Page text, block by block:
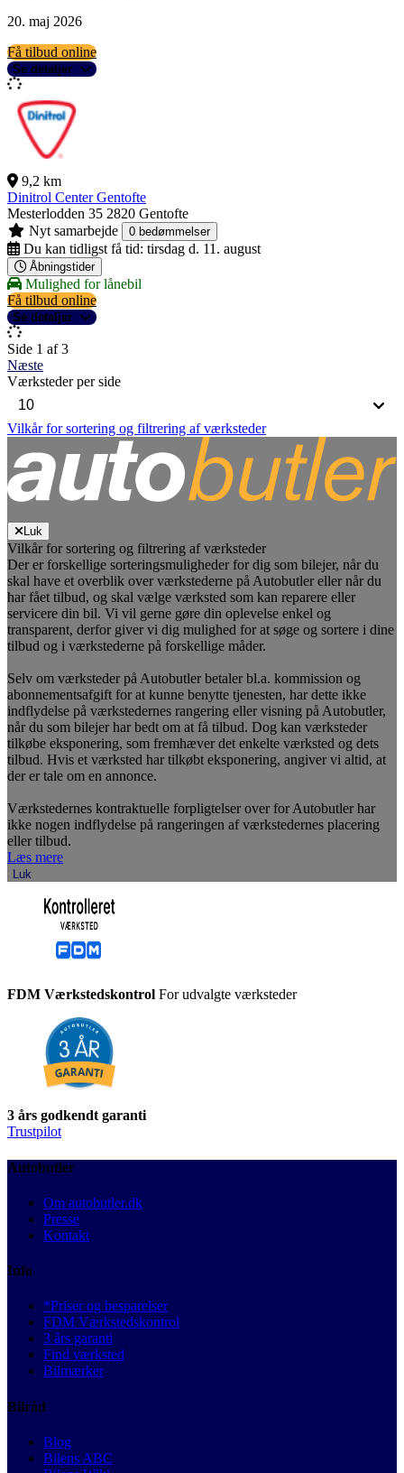
20. maj 2026
Få tilbud online
Se detaljer
9,2 km
Dinitrol Center Gentofte
Mesterlodden 35 2820 Gentofte
Nyt samarbejde
0 bedømmelser
Du kan tidligst få tid: tirsdag d. 11. august
Åbningstider
Mulighed for lånebil
Få tilbud online
Se detaljer
Side 1 af 3
Næste
Værksteder per side
Vilkår for sortering og filtrering af værksteder
Luk
Vilkår for sortering og filtrering af værksteder
Der er forskellige sorteringsmuligheder for dig som bilejer, når du
skal have et overblik over værkstederne på Autobutler eller når du
har fået tilbud, og skal vælge værksted som kan reparere eller
servicere din bil. Vi vil gerne gøre din oplevelse enkel og
transparent, derfor giver vi dig mulighed for at søge og sortere i dine
tilbud og i værkstederne på forskellige måder.
Selv om værksteder på Autobutler betaler bl.a. kommission og
abonnementsafgift for at kunne benytte tjenesten, har dette ikke
indflydelse på værkstedernes rangering eller visning på Autobutler,
når du som bilejer har bedt om at få tilbud. Dog kan værksteder
tilkøbe eksponering, som fremhæver det enkelte værksted og dets
tilbud. Hvis et værksted har tilkøbt eksponering, angiver vi altid, at
der er tale om en annonce.
Værkstedernes kontraktuelle forpligtelser over for Autobutler har
ikke nogen indflydelse på rangeringen af værkstedernes placering
eller tilbud.
Læs mere
Luk
FDM Værkstedskontrol For udvalgte værksteder
3 års godkendt garanti
Trustpilot
Autobutler
Om autobutler.dk
Presse
Kontakt
Info
*Priser og besparelser
FDM Værkstedskontrol
3 års garanti
Find værksted
Bilmærker
Bilråd
Blog
Bilens ABC